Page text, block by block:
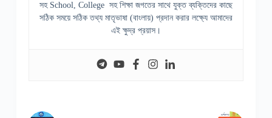
সহ School, College সহ শিক্ষা জগতের সাথে যুক্ত ব্যক্তিদের কাছে
সঠিক সময়ে সঠিক তথ্য মাতৃভাষা (বাংলায়) প্রদান করার লক্ষ্যে আমাদের
এই ক্ষুদ্র প্রয়াস।